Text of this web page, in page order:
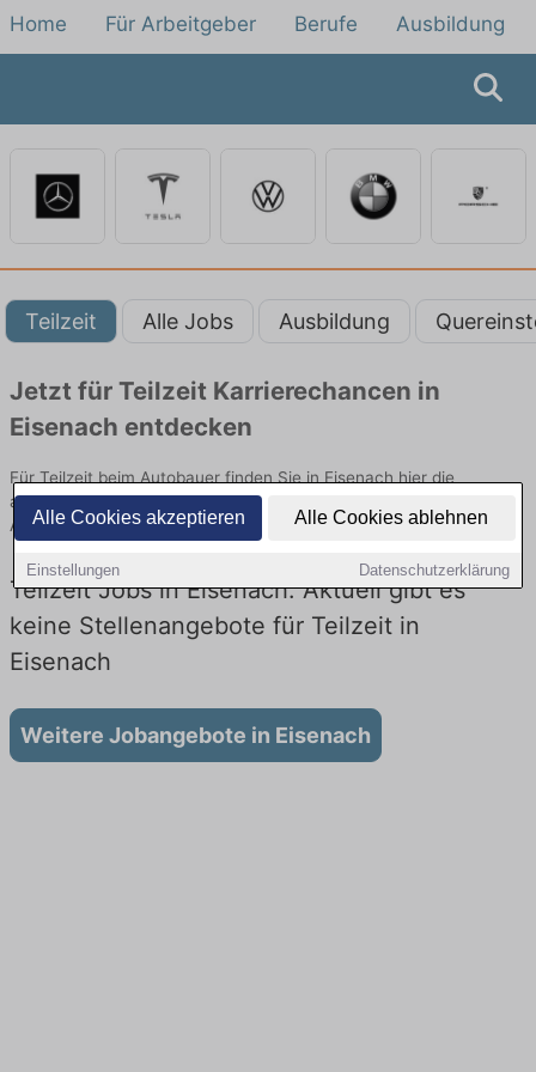
Alle Cookies akzeptieren Alle Cookies ablehnen
Einstellungen Datenschutzerklärung
Home Für Arbeitgeber Berufe Ausbildung
Teilzeit Alle Jobs Ausbildung
Jetzt für Teilzeit Karrierechancen in
Eisenach entdecken
Für Teilzeit beim Autobauer finden Sie in Eisenach hier die
aktuellsten Angebote. Entdecken Sie freie Optionen von Top-
Arbeitgebern und bewerben Sie sich noch heute.
Teilzeit Jobs in Eisenach: Aktuell gibt es
keine Stellenangebote für Teilzeit in
Eisenach
Weitere Jobangebote in Eisenach